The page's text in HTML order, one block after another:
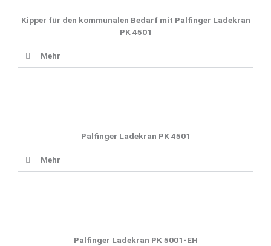
Kipper für den kommunalen Bedarf mit Palfinger Ladekran
PK 4501
Mehr
Palfinger Ladekran PK 4501
Mehr
Palfinger Ladekran PK 5001-EH